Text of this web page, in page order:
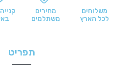
משלוחים
לכל הארץ
מחירים
משתלמים
תפריט